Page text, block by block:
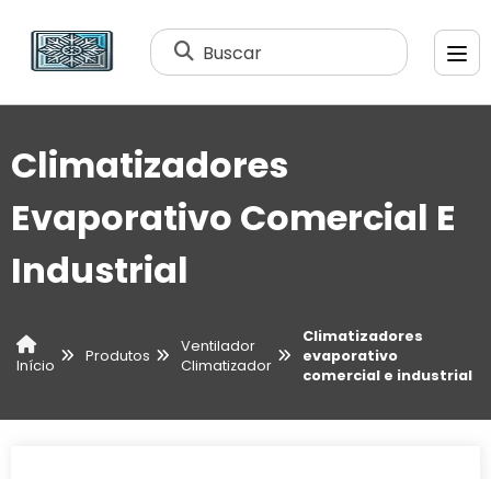
Buscar
Climatizadores
Evaporativo Comercial E
Industrial
Início
Produtos
Ventilador
Climatizador
Climatizadores
evaporativo
comercial e industrial